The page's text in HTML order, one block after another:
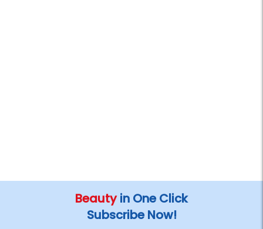
Beautyin One Click
Subscribe Now!